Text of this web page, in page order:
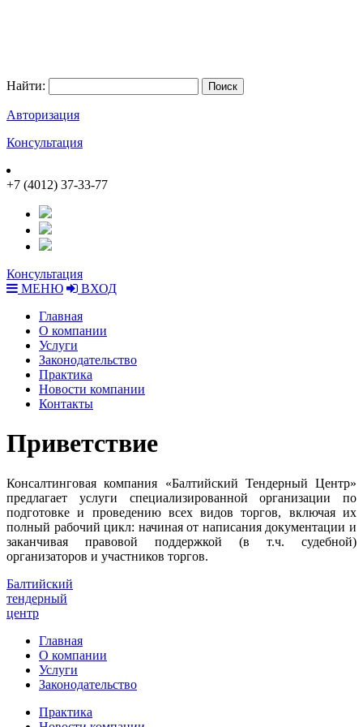
Найти:
Авторизация
Консультация
+7 (4012) 37-33-77
Консультация
МЕНЮ
ВХОД
Главная
О компании
Услуги
Законодательство
Практика
Новости компании
Контакты
Приветствие
Консалтинговая компания «Балтийский Тендерный Центр»
предлагает услуги специализированной организации по
подготовке и проведению всех видов торгов, включая их
полный рабочий цикл: начиная от написания документации и
заканчивая правовой поддержкой (в т.ч. судебной)
организаторов и участников торгов.
Балтийский
тендерный
центр
Главная
О компании
Услуги
Законодательство
Практика